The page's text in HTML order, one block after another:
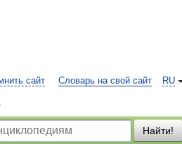
RU
сайт Словарь на свой сайт
Найти!